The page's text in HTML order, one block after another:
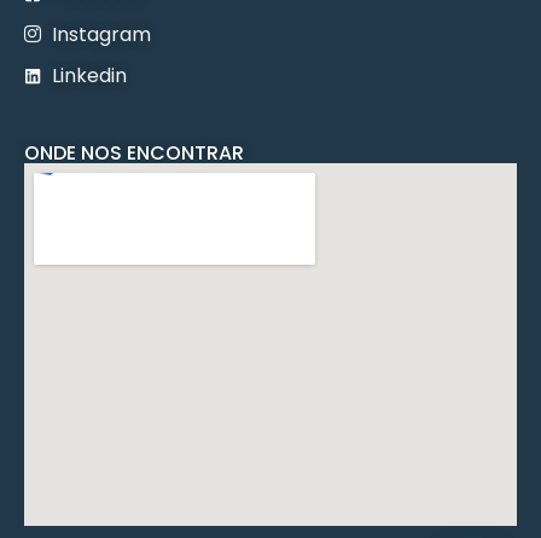
Instagram
Linkedin
ONDE NOS ENCONTRAR